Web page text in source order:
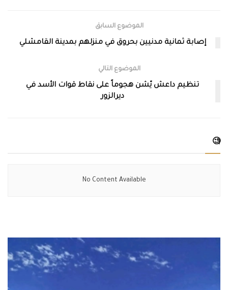
الموضوع السابق
إصابة ثمانية مدنيين بحروق في منزلهم بمدينة القامشلي
الموضوع التالي
تنظيم داعش يّشن هجوماً على نقاط قوات الأسد في
ديرالزور
🧐
No Content Available